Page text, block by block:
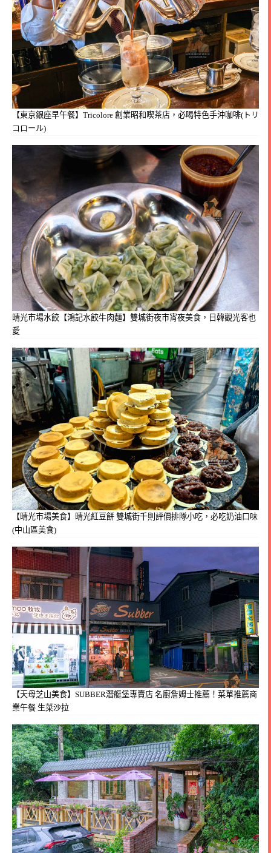
【東京銀座早午餐】Tricolore 創業昭和喫茶店，必喝特色手沖咖啡(トリ
コロール)
晴光市場水餃【鴻記水餃牛肉麵】雙城街夜市宵夜美食，日韓觀光客也
愛
【晴光市場美食】晴光紅豆餅 雙城街千則評價排隊小吃，必吃奶油口味
(中山區美食)
【天母芝山美食】SUBBER潛艇堡專賣店 名廚詹姆士推薦！菜單推薦商
業午餐 生菜沙拉